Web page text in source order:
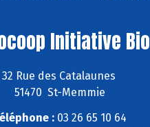
Initiative Bio
32 Rue des Catalaunes
51470 St-Memmie
: 03 26 65 10 64